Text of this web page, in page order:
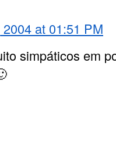
at 01:51 PM
simpáticos em